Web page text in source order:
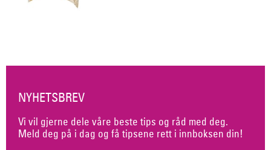
NYHETSBREV
Vi vil gjerne dele våre beste tips og råd med deg.
Meld deg på i dag og få tipsene rett i innboksen din!